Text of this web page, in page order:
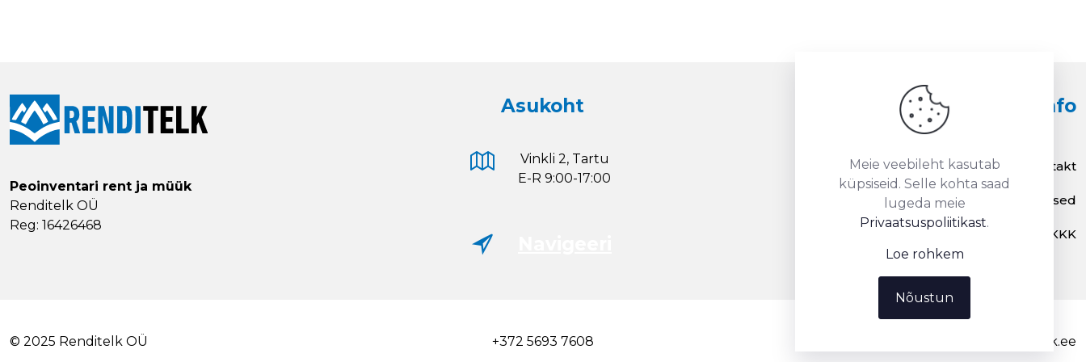
Peoinventari rent ja müük
Renditelk OÜ
Reg: 16426468
Asukoht
Vinkli 2, Tartu
E-R 9:00-17:00
Info
Kontakt
Renditingimused
KKK
© 2025 Renditelk OÜ +372 5693 7608 info@renditelk.ee
Meie veebileht kasutab
küpsiseid. Selle kohta saad
lugeda meie
Privaatsuspoliitikast.
Loe rohkem
Nõustun